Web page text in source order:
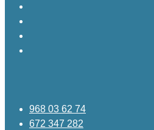
968 03 62 74
672 347 282